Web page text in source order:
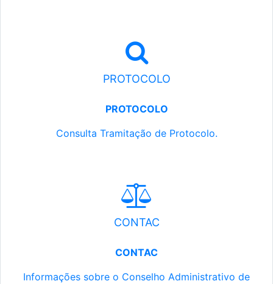
PROTOCOLO
PROTOCOLO
Consulta Tramitação de Protocolo.
CONTAC
CONTAC
Informações sobre o Conselho Administrativo de